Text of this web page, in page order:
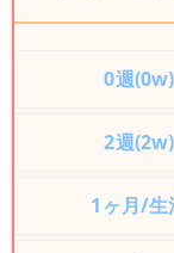
0週(0w)
2週(2w)
1ヶ月/生